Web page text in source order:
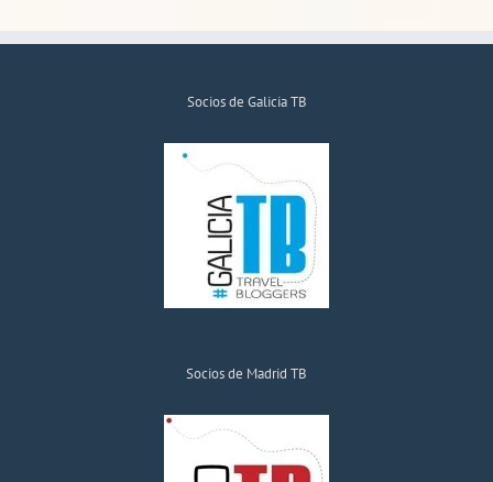
Socios de Galicia TB
Socios de Madrid TB